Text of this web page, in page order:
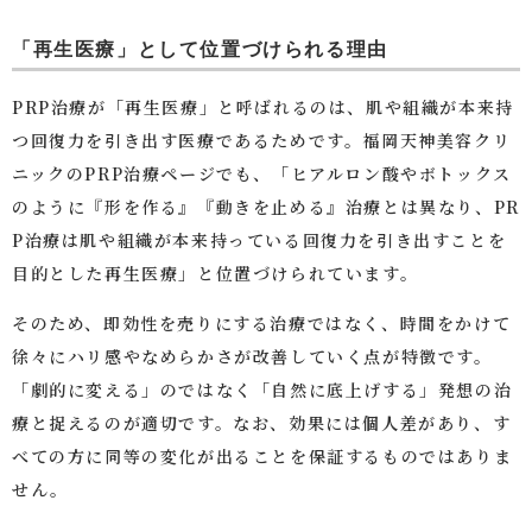
「再生医療」として位置づけられる理由
PRP治療が「再生医療」と呼ばれるのは、肌や組織が本来持
つ回復力を引き出す医療であるためです。福岡天神美容クリ
ニックのPRP治療ページでも、「ヒアルロン酸やボトックス
のように『形を作る』『動きを止める』治療とは異なり、PR
P治療は肌や組織が本来持っている回復力を引き出すことを
目的とした再生医療」と位置づけられています。
そのため、即効性を売りにする治療ではなく、時間をかけて
徐々にハリ感やなめらかさが改善していく点が特徴です。
「劇的に変える」のではなく「自然に底上げする」発想の治
療と捉えるのが適切です。なお、効果には個人差があり、す
べての方に同等の変化が出ることを保証するものではありま
せん。